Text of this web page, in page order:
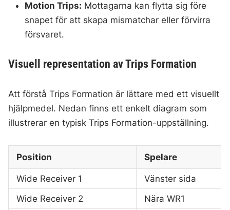
Motion Trips: Mottagarna kan flytta sig före
snapet för att skapa mismatchar eller förvirra
försvaret.
Visuell representation av Trips Formation
Att förstå Trips Formation är lättare med ett visuellt
hjälpmedel. Nedan finns ett enkelt diagram som
illustrerar en typisk Trips Formation-uppställning.
Position Spelare
Wide Receiver 1
Vänster sida
Wide Receiver 2
Nära WR1